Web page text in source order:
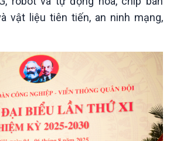
vật liệu tiên tiến, an ninh mạng,